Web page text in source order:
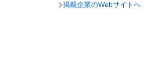
掲載企業のWebサイトへ